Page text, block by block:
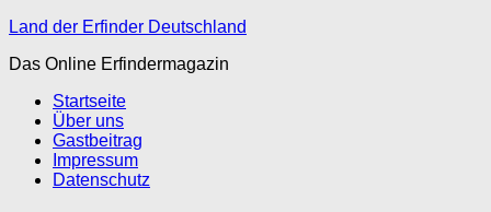
Land der Erfinder Deutschland
Das Online Erfindermagazin
Startseite
Über uns
Gastbeitrag
Impressum
Datenschutz